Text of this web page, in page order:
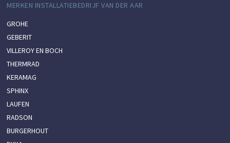
MERKEN INSTALLATIEBEDRIJF VAN DER AAR
GROHE
GEBERIT
VILLEROY EN BOCH
THERMRAD
KERAMAG
SPHINX
LAUFEN
RADSON
BURGERHOUT